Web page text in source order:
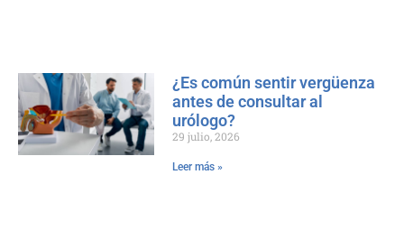
¿Es común sentir vergüenza
antes de consultar al
urólogo?
29 julio, 2026
Leer más »